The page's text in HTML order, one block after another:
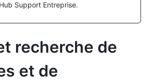
Support Entreprise.
recherche de
et de